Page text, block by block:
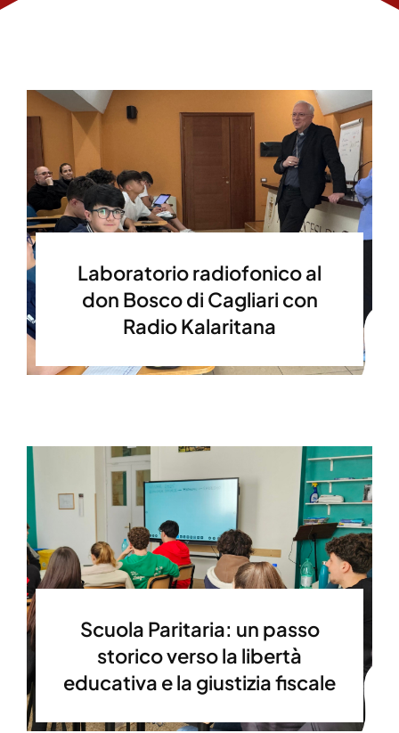
Laboratorio radiofonico al
don Bosco di Cagliari con
Radio Kalaritana
Scuola Paritaria: un passo
storico verso la libertà
educativa e la giustizia fiscale